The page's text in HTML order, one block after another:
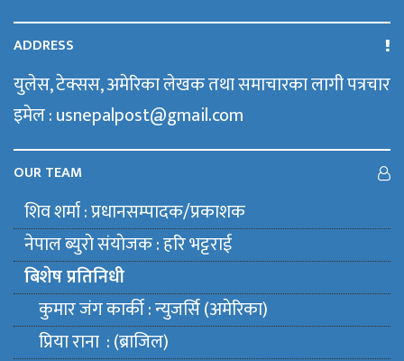
ADDRESS
युलेस, टेक्सस, अमेरिका लेखक तथा समाचारका लागी पत्रचार
इमेल : usnepalpost@gmail.com
OUR TEAM
शिव शर्मा : प्रधानसम्पादक/प्रकाशक
नेपाल ब्युराे संयाेजक : हरि भट्टराई
बिशेष प्रतिनिधी
कुमार जंग कार्की : न्युजर्सि (अमेरिका)
प्रिया राना : (ब्राजिल)